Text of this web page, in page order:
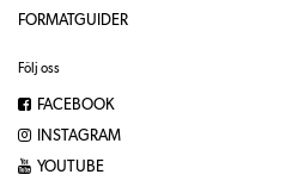
FORMATGUIDER
Följ oss
FACEBOOK
INSTAGRAM
YOUTUBE